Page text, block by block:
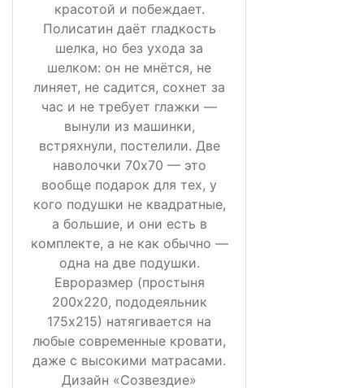
красотой и побеждает.
Полисатин даёт гладкость
шелка, но без ухода за
шелком: он не мнётся, не
линяет, не садится, сохнет за
час и не требует глажки —
вынули из машинки,
встряхнули, постелили. Две
наволочки 70х70 — это
вообще подарок для тех, у
кого подушки не квадратные,
а большие, и они есть в
комплекте, а не как обычно —
одна на две подушки.
Евроразмер (простыня
200х220, пододеяльник
175х215) натягивается на
любые современные кровати,
даже с высокими матрасами.
Дизайн «Созвездие»